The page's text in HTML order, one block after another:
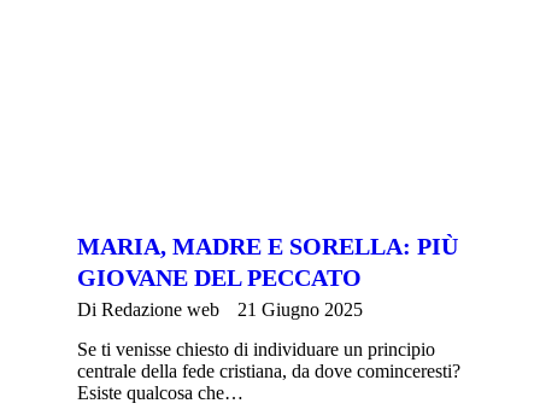
MARIA, MADRE E SORELLA: PIÙ
GIOVANE DEL PECCATO
Di Redazione web
21 Giugno 2025
Se ti venisse chiesto di individuare un principio
centrale della fede cristiana, da dove cominceresti?
Esiste qualcosa che…